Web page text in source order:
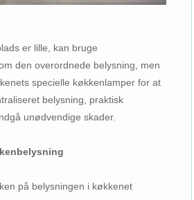
er lille, kan bruge
den overordnede belysning, men
specielle køkkenlamper for at
belysning, praktisk
unødvendige skader.
på belysningen i køkkenet